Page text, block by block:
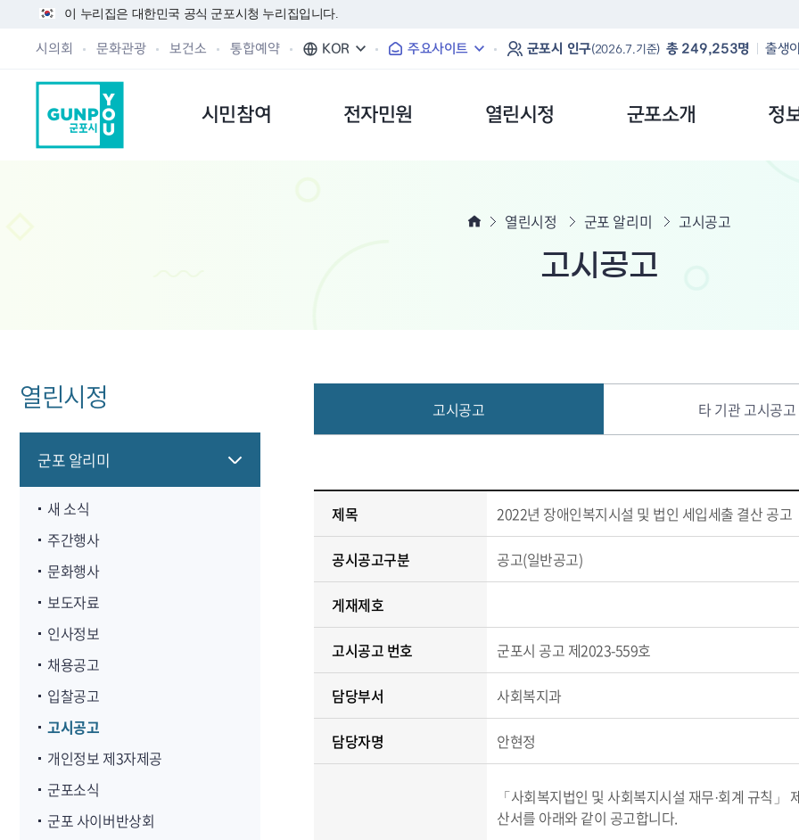
이 누리집은 대한민국 공식 군포시청 누리집입니다.
시의회 문화관광 보건소 통합예약 KOR 주요사이트 군포시 인구(2026.7.기준) 총 249,253명 출생
시민참여 전자민원 열린시정 군포소개 정
열린시정
군포 알리미
새 소식
주간행사
문화행사
보도자료
인사정보
채용공고
입찰공고
고시공고
개인정보 제3자제공
군포소식
군포 사이버반상회
열린시정 군포 알리미 고시공고
고시공고
고시공고 타 기관 고시공고
제목 2022년 장애인복지시설 및 법인 세입세출 결산 공고
공시공고구분 공고(일반공고)
게재제호
고시공고 번호 군포시 공고 제2023-559호
담당부서 사회복지과
담당자명 안현정
「사회복지법인 및 사회복지시설 재무·회계 규칙
산서를 아래와 같이 공고합니다.